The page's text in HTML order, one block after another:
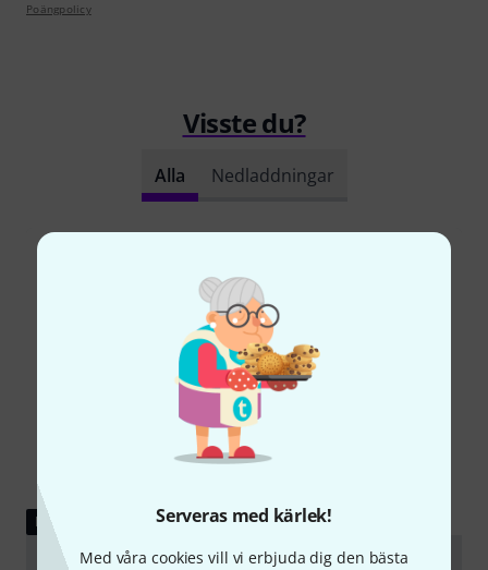
Serveras med kärlek!
Med våra cookies vill vi erbjuda dig den bästa
Poängpolicy
Visste du?
Alla Nedladdningar
LADDA NED
Assembly instructions